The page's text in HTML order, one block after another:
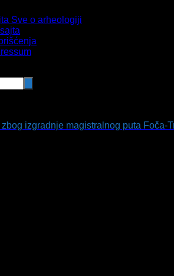
Sve o arheologiji
izgradnje magistralnog puta Foča-